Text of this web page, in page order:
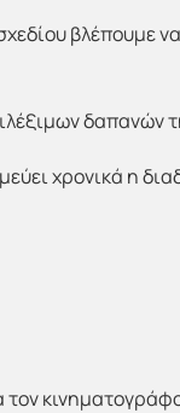
βλέπουμε να
δαπανών
χρονικά η
τον